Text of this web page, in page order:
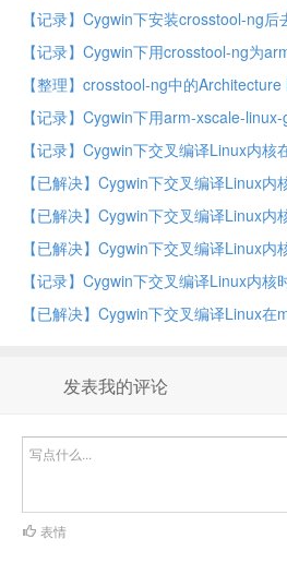
【记录】Cygwin下用crosstool-ng为
【记录】Cygwin下交叉编译Linux内
发表我的评论
表情